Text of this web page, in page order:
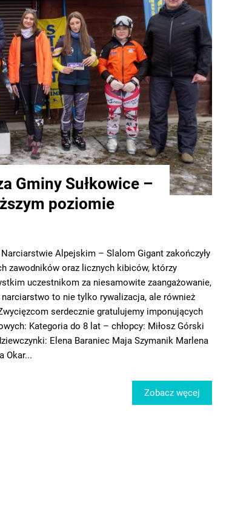
Gminy Sułkowice –
poziomie
Alpejskim – Slalom Gigant zakończyły
zawodników oraz licznych kibiców, którzy
uczestnikom za niesamowite zaangażowanie,
to nie tylko rywalizacja, ale również
serdecznie gratulujemy imponujących
Kategoria do 8 lat – chłopcy: Miłosz Górski
Elena Baraniec Maja Szymanik Marlena
Okar...
Zobacz węcej